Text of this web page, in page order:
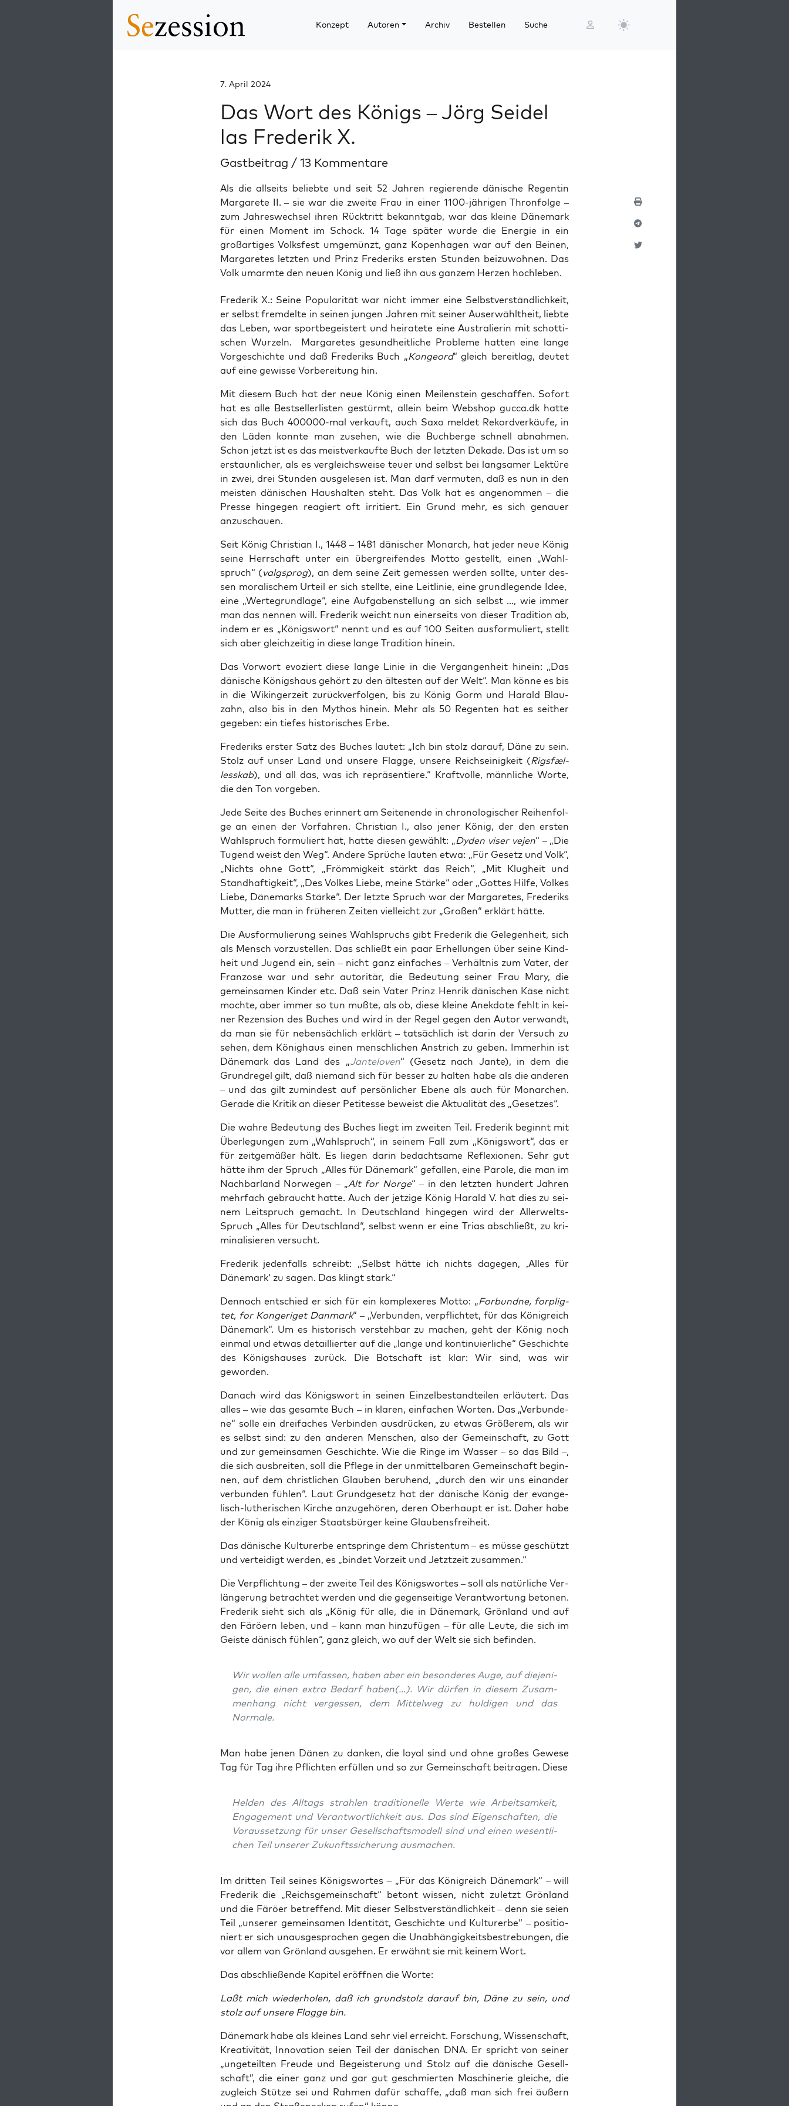
Konzept Autoren Archiv Bestellen Suche
7. April 2024
Das Wort des Königs – Jörg Seidel
las Frederik X.
Gastbeitrag / 13 Kommentare
Als die allseits beliebte und seit 52 Jahren regierende dänische Regentin
Margarete II. – sie war die zweite Frau in einer 1100-jährigen Thronfolge –
zum Jahreswechsel ihren Rücktritt bekanntgab, war das kleine Dänemark
für einen Moment im Schock. 14 Tage später wurde die Energie in ein
großartiges Volksfest umgemünzt, ganz Kopenhagen war auf den Beinen,
Margaretes letzten und Prinz Frederiks ersten Stunden beizuwohnen. Das
Volk umarmte den neuen König und ließ ihn aus ganzem Herzen hochleben.
Fre­de­rik X.: Sei­ne Popu­la­ri­tät war nicht immer eine Selbst­ver­ständ­lich­keit,
er selbst frem­del­te in sei­nen jun­gen Jah­ren mit sei­ner Aus­er­wählt­heit, lieb­te
das Leben, war sport­be­geis­tert und hei­ra­te­te eine Aus­tra­lie­rin mit schot­ti­
schen Wur­zeln. Mar­ga­re­tes gesund­heit­li­che Pro­ble­me hat­ten eine lan­ge
Vor­ge­schich­te und daß Fre­de­riks Buch „Kon­ge­ord“ gleich bereit­lag, deu­tet
auf eine gewis­se Vor­be­rei­tung hin.
Mit die­sem Buch hat der neue König einen Mei­len­stein geschaf­fen. Sofort
hat es alle Best­sel­ler­lis­ten gestürmt, allein beim Web­shop gucca.dk hat­te
sich das Buch 400000-mal ver­kauft, auch Saxo mel­det Rekord­ver­käu­fe, in
den Läden konn­te man zuse­hen, wie die Buch­ber­ge schnell abnah­men.
Schon jetzt ist es das meist­ver­kauf­te Buch der letz­ten Deka­de. Das ist um so
erstaun­li­cher, als es ver­gleichs­wei­se teu­er und selbst bei lang­sa­mer Lek­tü­re
in zwei, drei Stun­den aus­ge­le­sen ist. Man darf ver­mu­ten, daß es nun in den
meis­ten däni­schen Haus­hal­ten steht. Das Volk hat es ange­nom­men – die
Pres­se hin­ge­gen reagiert oft irri­tiert. Ein Grund mehr, es sich genau­er
anzuschauen.
Seit König Chris­ti­an I., 1448 – 1481 däni­scher Mon­arch, hat jeder neue König
sei­ne Herr­schaft unter ein über­grei­fen­des Mot­to gestellt, einen „Wahl­
spruch“ (valgs­prog), an dem sei­ne Zeit gemes­sen wer­den soll­te, unter des­
sen mora­li­schem Urteil er sich stell­te, eine Leit­li­nie, eine grund­le­gen­de Idee,
eine „Wer­te­grund­la­ge“, eine Auf­ga­ben­stel­lung an sich selbst …, wie immer
man das nen­nen will. Fre­de­rik weicht nun einer­seits von die­ser Tra­di­ti­on ab,
indem er es „Königs­wort“ nennt und es auf 100 Sei­ten aus­for­mu­liert, stellt
sich aber gleich­zei­tig in die­se lan­ge Tra­di­ti­on hinein.
Das Vor­wort evo­ziert die­se lan­ge Linie in die Ver­gan­gen­heit hin­ein: „Das
däni­sche Königs­haus gehört zu den ältes­ten auf der Welt“. Man kön­ne es bis
in die Wikin­ger­zeit zurück­ver­fol­gen, bis zu König Gorm und Harald Blau­
zahn, also bis in den Mythos hin­ein. Mehr als 50 Regen­ten hat es seit­her
gege­ben: ein tie­fes his­to­ri­sches Erbe.
Fre­de­riks ers­ter Satz des Buches lau­tet: „Ich bin stolz dar­auf, Däne zu sein.
Stolz auf unser Land und unse­re Flag­ge, unse­re Reichs­ei­nig­keit (Rigs­fæl­
less­kab), und all das, was ich reprä­sen­tie­re.“ Kraft­vol­le, männ­li­che Wor­te,
die den Ton vorgeben.
Jede Sei­te des Buches erin­nert am Sei­ten­en­de in chro­no­lo­gi­scher Rei­hen­fol­
ge an einen der Vor­fah­ren. Chris­ti­an I., also jener König, der den ers­ten
Wahl­spruch for­mu­liert hat, hat­te die­sen gewählt: „Dyden viser vejen“ – „Die
Tugend weist den Weg“. Ande­re Sprü­che lau­ten etwa: „Für Gesetz und Volk“,
„Nichts ohne Gott“, „Fröm­mig­keit stärkt das Reich“, „Mit Klug­heit und
Stand­haf­tig­keit“, „Des Vol­kes Lie­be, mei­ne Stär­ke“ oder „Got­tes Hil­fe, Vol­kes
Lie­be, Däne­marks Stär­ke“. Der letz­te Spruch war der Mar­ga­re­tes, Fre­de­riks
Mut­ter, die man in frü­he­ren Zei­ten viel­leicht zur „Gro­ßen“ erklärt hätte.
Die Aus­for­mu­lie­rung sei­nes Wahl­spruchs gibt Fre­de­rik die Gele­gen­heit, sich
als Mensch vor­zu­stel­len. Das schließt ein paar Erhel­lun­gen über sei­ne Kind­
heit und Jugend ein, sein – nicht ganz ein­fa­ches – Ver­hält­nis zum Vater, der
Fran­zo­se war und sehr auto­ri­tär, die Bedeu­tung sei­ner Frau Mary, die
gemein­sa­men Kin­der etc. Daß sein Vater Prinz Hen­rik däni­schen Käse nicht
moch­te, aber immer so tun muß­te, als ob, die­se klei­ne Anek­do­te fehlt in kei­
ner Rezen­si­on des Buches und wird in der Regel gegen den Autor ver­wandt,
da man sie für neben­säch­lich erklärt – tat­säch­lich ist dar­in der Ver­such zu
sehen, dem König­haus einen mensch­li­chen Anstrich zu geben. Immer­hin ist
Däne­mark das Land des „Jan­tel­oven“ (Gesetz nach Jan­te), in dem die
Grund­re­gel gilt, daß nie­mand sich für bes­ser zu hal­ten habe als die ande­ren
– und das gilt zumin­dest auf per­sön­li­cher Ebe­ne als auch für Mon­ar­chen.
Gera­de die Kri­tik an die­ser Peti­tes­se beweist die Aktua­li­tät des „Geset­zes“.
Die wah­re Bedeu­tung des Buches liegt im zwei­ten Teil. Fre­de­rik beginnt mit
Über­le­gun­gen zum „Wahl­spruch“, in sei­nem Fall zum „Königs­wort“, das er
für zeit­ge­mä­ßer hält. Es lie­gen dar­in bedacht­sa­me Refle­xio­nen. Sehr gut
hät­te ihm der Spruch „Alles für Däne­mark“ gefal­len, eine Paro­le, die man im
Nach­bar­land Nor­we­gen – „Alt for Nor­ge“ – in den letz­ten hun­dert Jah­ren
mehr­fach gebraucht hat­te. Auch der jet­zi­ge König Harald V. hat dies zu sei­
nem Leit­spruch gemacht. In Deutsch­land hin­ge­gen wird der Aller­welts-
Spruch „Alles für Deutsch­land“, selbst wenn er eine Tri­as abschließt, zu kri­
mi­na­li­sie­ren versucht.
Fre­de­rik jeden­falls schreibt: „Selbst hät­te ich nichts dage­gen, ‚Alles für
Däne­mark‘ zu sagen. Das klingt stark.“
Den­noch ent­schied er sich für ein kom­ple­xe­res Mot­to: „For­bund­ne, forp­lig­
tet, for Kon­ge­ri­get Dan­mark“ – „Ver­bun­den, ver­pflich­tet, für das König­reich
Däne­mark“. Um es his­to­risch ver­steh­bar zu machen, geht der König noch
ein­mal und etwas detail­lier­ter auf die „lan­ge und kon­ti­nu­ier­li­che“ Geschich­te
des Königs­hau­ses zurück. Die Bot­schaft ist klar: Wir sind, was wir
geworden.
Danach wird das Königs­wort in sei­nen Ein­zel­be­stand­tei­len erläu­tert. Das
alles – wie das gesam­te Buch – in kla­ren, ein­fa­chen Wor­ten. Das „Ver­bun­de­
ne“ sol­le ein drei­fa­ches Ver­bin­den aus­drü­cken, zu etwas Grö­ße­rem, als wir
es selbst sind: zu den ande­ren Men­schen, also der Gemein­schaft, zu Gott
und zur gemein­sa­men Geschich­te. Wie die Rin­ge im Was­ser – so das Bild –,
die sich aus­brei­ten, soll die Pfle­ge in der unmit­tel­ba­ren Gemein­schaft begin­
nen, auf dem christ­li­chen Glau­ben beru­hend, „durch den wir uns ein­an­der
ver­bun­den füh­len“. Laut Grund­ge­setz hat der däni­sche König der evan­ge­
lisch-luthe­ri­schen Kir­che anzu­ge­hö­ren, deren Ober­haupt er ist. Daher habe
der König als ein­zi­ger Staats­bür­ger kei­ne Glaubensfreiheit.
Das däni­sche Kul­tur­er­be ent­sprin­ge dem Chris­ten­tum – es müs­se geschützt
und ver­tei­digt wer­den, es „bin­det Vor­zeit und Jetzt­zeit zusammen.“
Die Ver­pflich­tung – der zwei­te Teil des Königs­wor­tes – soll als natür­li­che Ver­
län­ge­rung betrach­tet wer­den und die gegen­sei­ti­ge Ver­ant­wor­tung beto­nen.
Fre­de­rik sieht sich als „König für alle, die in Däne­mark, Grön­land und auf
den Färö­ern leben, und – kann man hin­zu­fü­gen – für alle Leu­te, die sich im
Geis­te dänisch füh­len“, ganz gleich, wo auf der Welt sie sich befinden.
Wir wol­len alle umfas­sen, haben aber ein beson­de­res Auge, auf die­je­ni­
gen, die einen extra Bedarf haben(…). Wir dür­fen in die­sem Zusam­
men­hang nicht ver­ges­sen, dem Mit­tel­weg zu hul­di­gen und das
Normale.
Man habe jenen Dänen zu dan­ken, die loy­al sind und ohne gro­ßes Gewe­se
Tag für Tag ihre Pflich­ten erfül­len und so zur Gemein­schaft bei­tra­gen. Diese
Hel­den des All­tags strah­len tra­di­tio­nel­le Wer­te wie Arbeit­sam­keit,
Enga­ge­ment und Ver­ant­wort­lich­keit aus. Das sind Eigen­schaf­ten, die
Vor­aus­set­zung für unser Gesell­schafts­mo­dell sind und einen wesent­li­
chen Teil unse­rer Zukunfts­si­che­rung ausmachen.
Im drit­ten Teil sei­nes Königs­wor­tes – „Für das König­reich Däne­mark“ – will
Fre­de­rik die „Reichs­ge­mein­schaft“ betont wis­sen, nicht zuletzt Grön­land
und die Färö­er betref­fend. Mit die­ser Selbst­ver­ständ­lich­keit – denn sie sei­en
Teil „unse­rer gemein­sa­men Iden­ti­tät, Geschich­te und Kul­tur­er­be“ – posi­tio­
niert er sich unaus­ge­spro­chen gegen die Unab­hän­gig­keits­be­stre­bun­gen, die
vor allem von Grön­land aus­ge­hen. Er erwähnt sie mit kei­nem Wort.
Das abschlie­ßen­de Kapi­tel eröff­nen die Worte:
Laßt mich wie­der­ho­len, daß ich grund­stolz dar­auf bin, Däne zu sein, und
stolz auf unse­re Flag­ge bin.
Däne­mark habe als klei­nes Land sehr viel erreicht. For­schung, Wis­sen­schaft,
Krea­ti­vi­tät, Inno­va­ti­on sei­en Teil der däni­schen DNA. Er spricht von sei­ner
„unge­teil­ten Freu­de und Begeis­te­rung und Stolz auf die däni­sche Gesell­
schaft”, die einer ganz und gar gut geschmier­ten Maschi­ne­rie glei­che, die
zugleich Stüt­ze sei und Rah­men dafür schaf­fe, „daß man sich frei äußern